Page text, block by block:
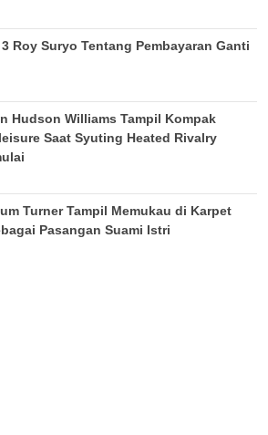
Roy Suryo Tentang Pembayaran Ganti
Hudson Williams Tampil Kompak
Saat Syuting Heated Rivalry
Turner Tampil Memukau di Karpet
Pasangan Suami Istri